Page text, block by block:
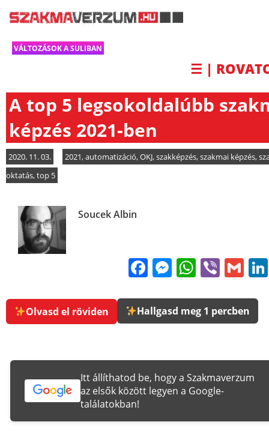
VÁLTOZÁSOK A SULIBAN
☰ |
A top 5 legsokoldalúbb
képzés 2021-ben
2020. 11. 03. 2021,automatizáció,OKJ,szakképzés,szakmai képzés,
oktatás,top 5
Soucek Albin
FacebookViber
Olvasd el röviden Hallgasd meg 1 percben
Itt állíthatod be, hogy a Szakmaverzum
az elsők között legyen a Google-
találatokban!